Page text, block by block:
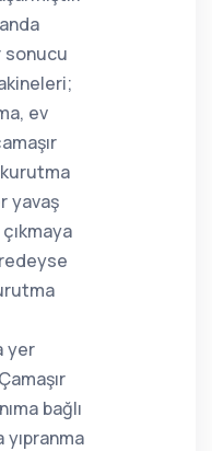
sonucu
ev
kurutma
yavaş
yer
bağlı